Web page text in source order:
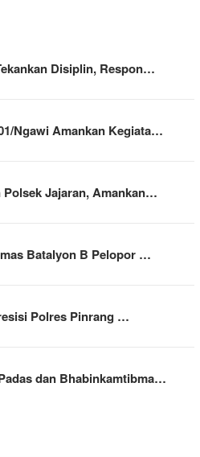
Disiplin, Respon…
Ngawi Amankan Kegiata…
Polsek Jajaran, Amankan…
Batalyon B Pelopor …
Polres Pinrang …
dan Bhabinkamtibma…